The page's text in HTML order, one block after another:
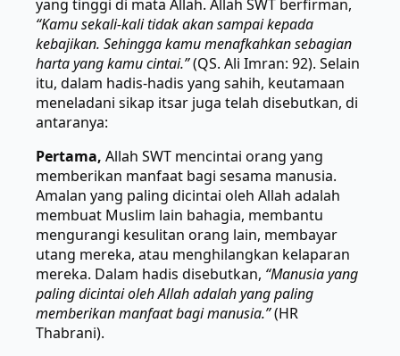
yang tinggi di mata Allah. Allah SWT berfirman,
“Kamu sekali-kali tidak akan sampai kepada
kebajikan. Sehingga kamu menafkahkan sebagian
harta yang kamu cintai.”(QS. Ali Imran: 92). Selain
itu, dalam hadis-hadis yang sahih, keutamaan
meneladani sikap itsar juga telah disebutkan, di
antaranya:
Pertama, Allah SWT mencintai orang yang
memberikan manfaat bagi sesama manusia.
Amalan yang paling dicintai oleh Allah adalah
membuat Muslim lain bahagia, membantu
mengurangi kesulitan orang lain, membayar
utang mereka, atau menghilangkan kelaparan
mereka. Dalam hadis disebutkan, “Manusia yang
paling dicintai oleh Allah adalah yang paling
memberikan manfaat bagi manusia.”(HR
Thabrani).